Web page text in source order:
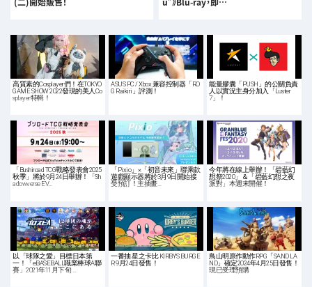
高質素的Cosplayer們！在TOKYO
GAME SHOW 2022發現的美人Co
splayer特輯！
ASUS PC / Xbox 兼容控制器「RO
G Raikiri」評測！
能量膠囊「PUSH」的公關負責
人以實況主身分加入「Luster
7」！
「Bushiroad TCG戰略發表會2025
秋季」將於9月24日舉辦！「Sh
adowverse EV…
「Pixio」×「初音未來」聯乘款
遊戲顯示器將於3月9日開始接
受預訂！主插畫…
今年將在線上舉辦！「碧藍幻
想祭2020」＆「碧藍幻想之夜
派對」本週末開催！
以「球隊之愛」目標日本第
一！「eBASEBALL職業棒球A聯
賽」2021年11月下旬 …
一番抽 星之卡比 KIRBY'S BURGE
R 9月24日發售！
鳥山明原作動作RPG「SAND LA
ND」確定2024年4月25日發售！
現已受理預購